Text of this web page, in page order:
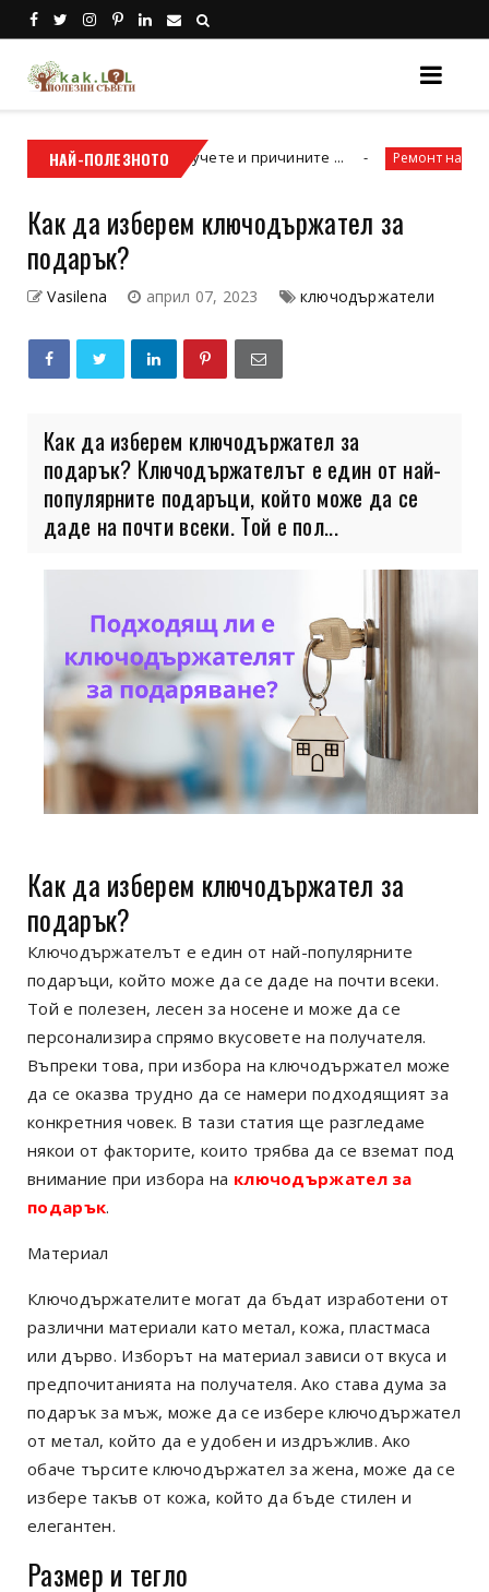
НАЙ-ПОЛЕЗНОТО
отлагате, научете и причините ... Ремонт на покриви
Как да изберем ключодържател за
подарък?
Vasilena април 07, 2023 ключодържатели
Как да изберем ключодържател за
подарък? Ключодържателът е един от най-
популярните подаръци, който може да се
даде на почти всеки. Той е пол...
Как да изберем ключодържател за
подарък?
Ключодържателът е един от най-популярните
подаръци, който може да се даде на почти всеки.
Той е полезен, лесен за носене и може да се
персонализира спрямо вкусовете на получателя.
Въпреки това, при избора на ключодържател може
да се оказва трудно да се намери подходящият за
конкретния човек. В тази статия ще разгледаме
някои от факторите, които трябва да се вземат под
внимание при избора на ключодържател за
подарък.
Материал
Ключодържателите могат да бъдат изработени от
различни материали като метал, кожа, пластмаса
или дърво. Изборът на материал зависи от вкуса и
предпочитанията на получателя. Ако става дума за
подарък за мъж, може да се избере ключодържател
от метал, който да е удобен и издръжлив. Ако
обаче търсите ключодържател за жена, може да се
избере такъв от кожа, който да бъде стилен и
елегантен.
Размер и тегло